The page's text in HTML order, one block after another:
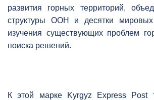
развития горных территорий,
структуры ООН и десятки мировых
изучения существующих проблем
поиска решений.
К этой марке Kyrgyz Express Post